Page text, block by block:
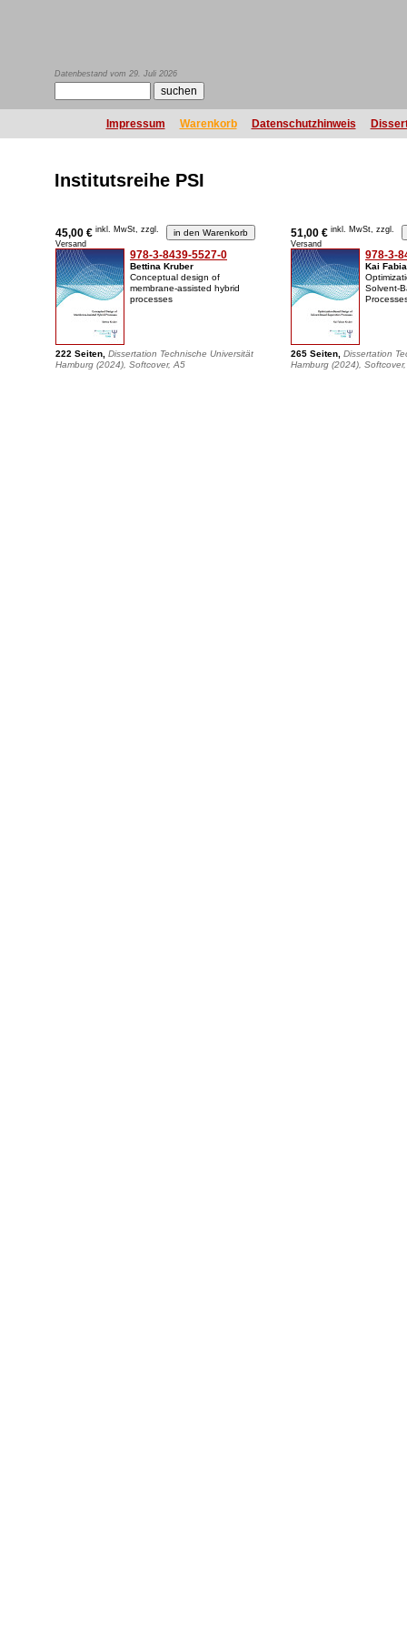
Datenbestand vom 29. Juli 2026
Impressum Warenkorb Datenschutzhinweis
Institutsreihe PSI
45,00 € inkl. MwSt, zzgl.
Versand
978-3-8439-5527-0
Bettina Kruber
Conceptual design of
membrane-assisted hybrid
processes
222 Seiten, Dissertation Technische Universität
Hamburg (2024), Softcover, A5
51,00 € inkl. MwSt, zzgl.
Versand
978-3-
Kai
Solvent-
265 Seiten, Dissertation
Hamburg (2024),